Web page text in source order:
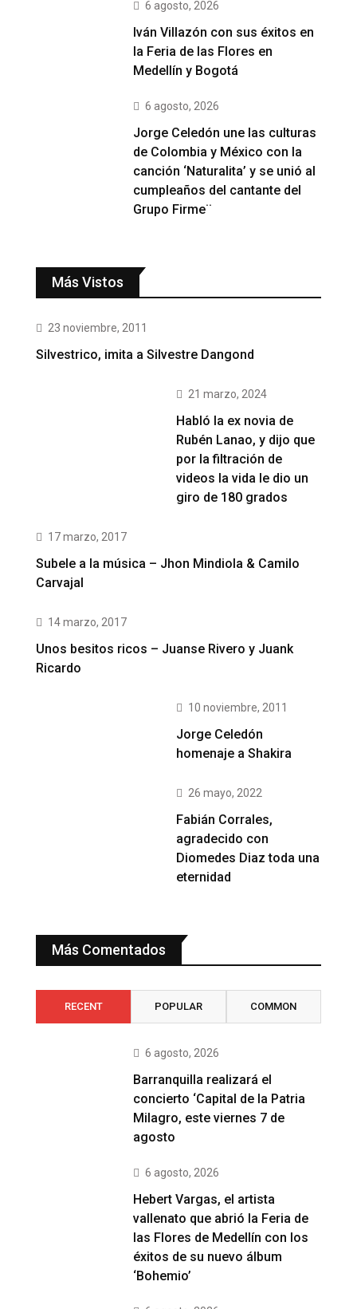
6 agosto, 2026
Iván Villazón con sus éxitos en
la Feria de las Flores en
Medellín y Bogotá
6 agosto, 2026
Jorge Celedón une las culturas
de Colombia y México con la
canción ‘Naturalita’ y se unió al
cumpleaños del cantante del
Grupo Firme¨
Más Vistos
23 noviembre, 2011
Silvestrico, imita a Silvestre Dangond
21 marzo, 2024
Habló la ex novia de
Rubén Lanao, y dijo que
por la filtración de
videos la vida le dio un
giro de 180 grados
17 marzo, 2017
Subele a la música – Jhon Mindiola & Camilo
Carvajal
14 marzo, 2017
Unos besitos ricos – Juanse Rivero y Juank
Ricardo
10 noviembre, 2011
Jorge Celedón
homenaje a Shakira
26 mayo, 2022
Fabián Corrales,
agradecido con
Diomedes Diaz toda una
eternidad
Más Comentados
RECENT POPULAR COMMON
6 agosto, 2026
Barranquilla realizará el
concierto ‘Capital de la Patria
Milagro, este viernes 7 de
agosto
6 agosto, 2026
Hebert Vargas, el artista
vallenato que abrió la Feria de
las Flores de Medellín con los
éxitos de su nuevo álbum
‘Bohemio’